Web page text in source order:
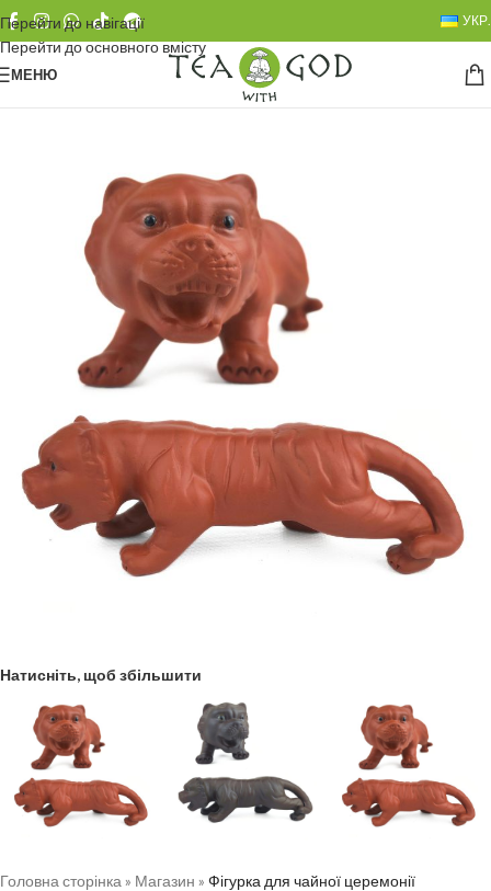
Перейти до навігації
Перейти до основного вмісту
УКР.
МЕНЮ
Натисніть, щоб збільшити
Головна сторінка » Магазин » Фігурка для чайної церемонії